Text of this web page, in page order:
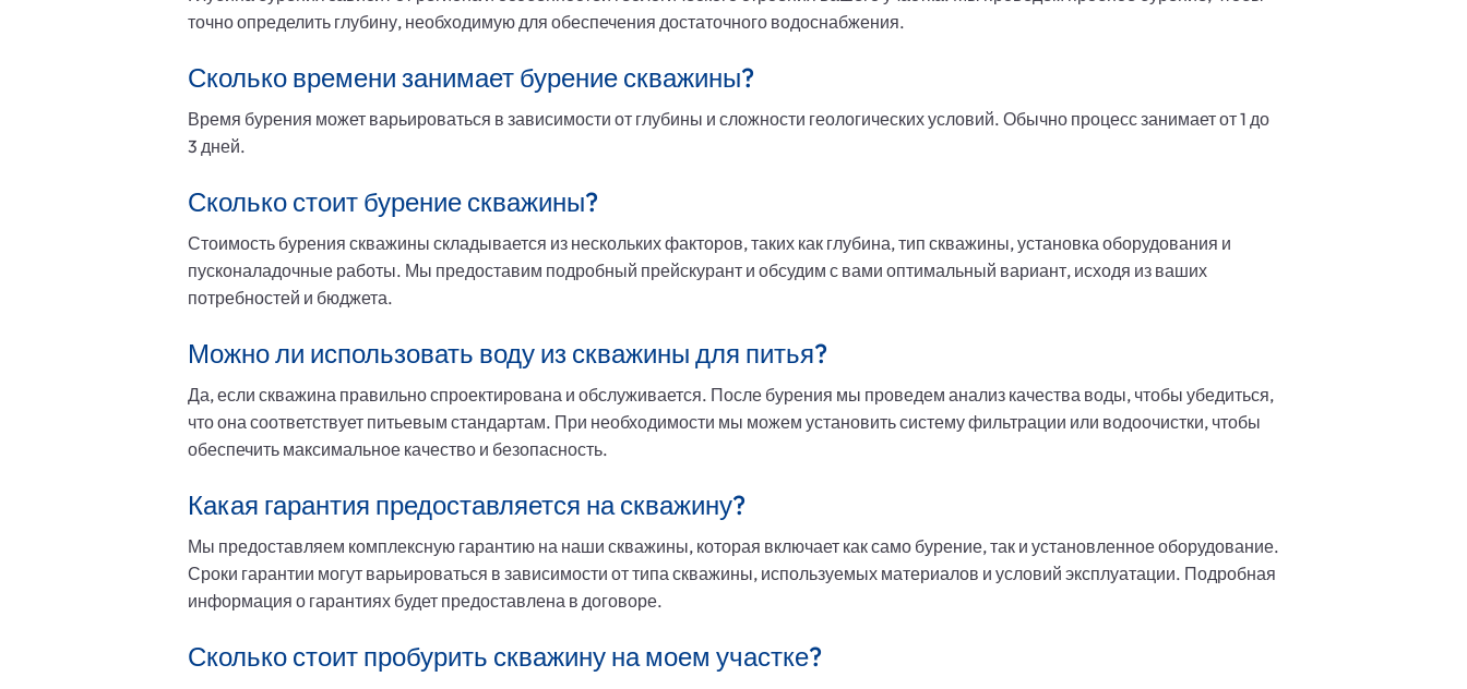
точно определить глубину, необходимую для обеспечения достаточного водоснабжения.
Сколько времени занимает бурение скважины?
Время бурения может варьироваться в зависимости от глубины и сложности геологических условий. Обычно процесс занимает от 1 до
3 дней.
Сколько стоит бурение скважины?
Стоимость бурения скважины складывается из нескольких факторов, таких как глубина, тип скважины, установка оборудования и
пусконаладочные работы. Мы предоставим подробный прейскурант и обсудим с вами оптимальный вариант, исходя из ваших
потребностей и бюджета.
Можно ли использовать воду из скважины для питья?
Да, если скважина правильно спроектирована и обслуживается. После бурения мы проведем анализ качества воды, чтобы убедиться,
что она соответствует питьевым стандартам. При необходимости мы можем установить систему фильтрации или водоочистки, чтобы
обеспечить максимальное качество и безопасность.
Какая гарантия предоставляется на скважину?
Мы предоставляем комплексную гарантию на наши скважины, которая включает как само бурение, так и установленное оборудование.
Сроки гарантии могут варьироваться в зависимости от типа скважины, используемых материалов и условий эксплуатации. Подробная
информация о гарантиях будет предоставлена в договоре.
Сколько стоит пробурить скважину на моем участке?